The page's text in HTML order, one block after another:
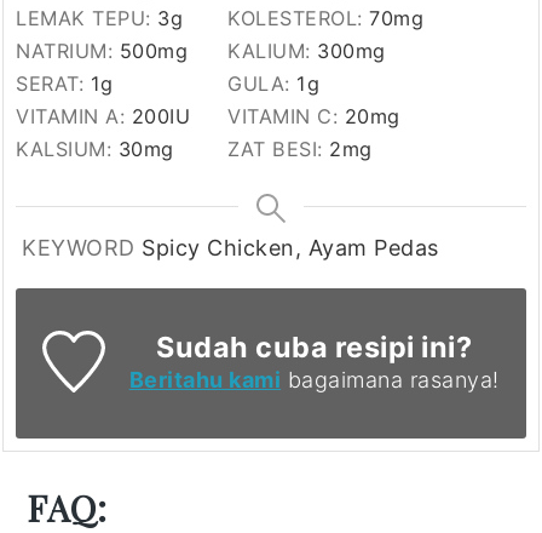
LEMAK TEPU: 3g KOLESTEROL:70mg
NATRIUM: 500mg KALIUM: 300mg
SERAT: 1g GULA: 1g
VITAMIN A: 200IU VITAMIN C: 20mg
KALSIUM: 30mg ZAT BESI: 2mg
KEYWORD Spicy Chicken, Ayam Pedas
Sudah cuba resipi ini?
Beritahu kami bagaimana rasanya!
FAQ: